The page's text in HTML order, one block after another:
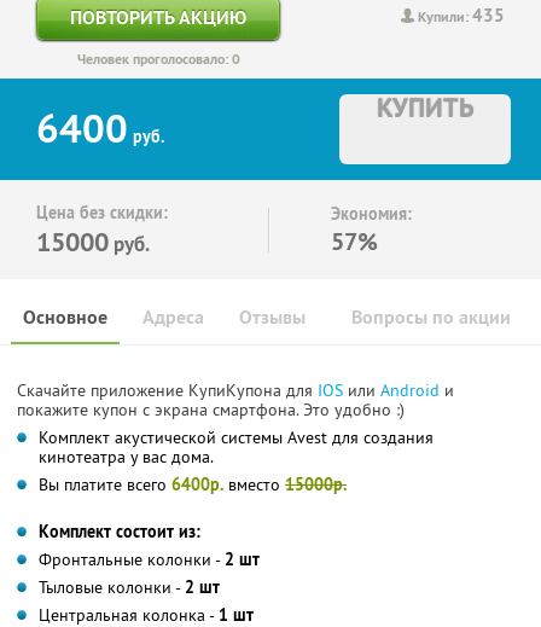
Купили:435
ПОВТОРИТЬ АКЦИЮ
Человек проголосовало: 0
6400 руб.
КУПИТЬ
Цена без скидки:
15000 руб.
Экономия:
57%
Основное Отзывы Вопросы по акции
Адреса
Скачайте приложение КупиКупона для IOS или Android и
покажите купон с экрана смартфона. Это удобно :)
Комплект акустической системы Avest для создания
кинотеатра у вас дома.
Вы платите всего 6400р. вместо 15000р.
Комплект состоит из:
Фронтальные колонки - 2 шт
Тыловые колонки - 2 шт
Центральная колонка - 1 шт